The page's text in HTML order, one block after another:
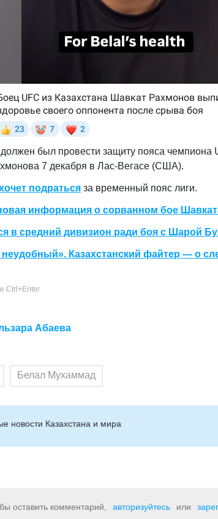
был провести защиту пояса чемпиона
7 декабря в Лас-Вегасе (США).
подраться за временный пояс лиги.
информация о сорванном бое
в средний дивизион ради боя с Шарой
Казахстанский файтер — о
Ctrl+Enter
Абаева
Белал Мухаммад
новости Казахстана и мира
оставить комментарий, авторизуйтесь или